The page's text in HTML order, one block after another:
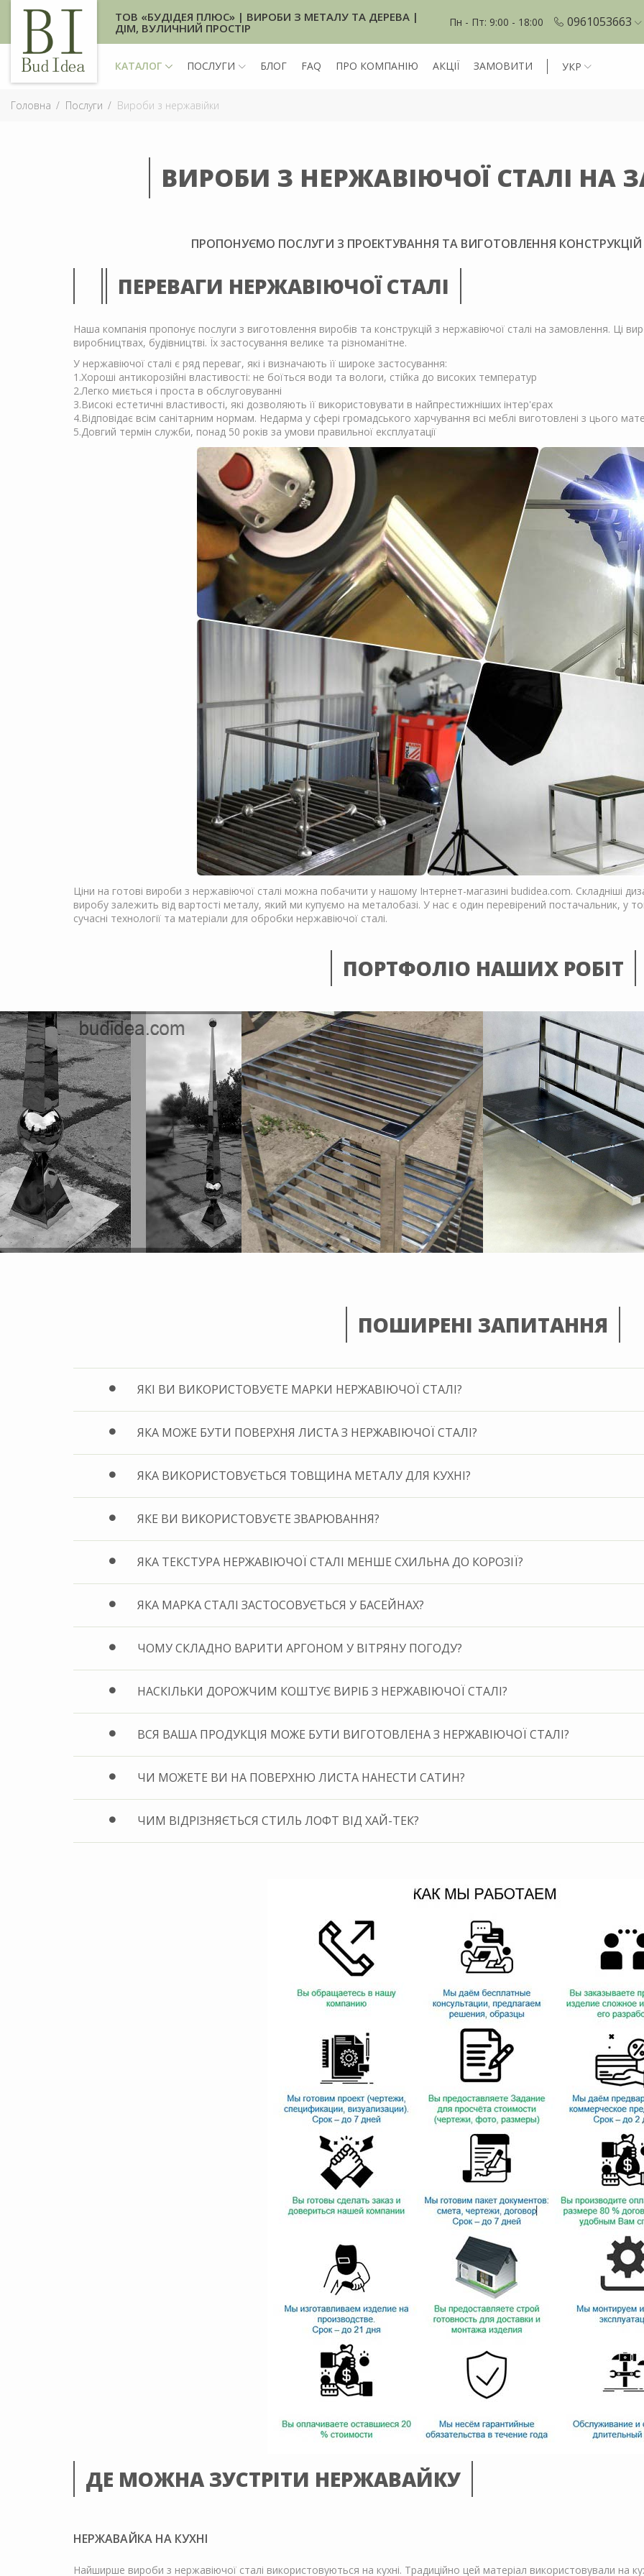
ТОВ «БУДІДЕЯ ПЛЮС» | ВИРОБИ З МЕТАЛУ ТА ДЕРЕВА |
ДІМ, ВУЛИЧНИЙ ПРОСТІР
Пн - Пт: 9:00 - 18:00 0961053663
КАТАЛОГ ПОСЛУГИ БЛОГ FAQ ПРО КОМПАНІЮ АКЦІЇ ЗАМОВИТИ УКР
Головна Послуги Вироби з нержавійки
ВИРОБИ З НЕРЖАВІЮЧОЇ СТАЛІ НА
ПРОПОНУЄМО ПОСЛУГИ З ПРОЕКТУВАННЯ ТА ВИГОТОВЛЕННЯ КОНСТРУКЦІЙ
ПЕРЕВАГИ НЕРЖАВІЮЧОЇ СТАЛІ
Наша компанія пропонує послуги з виготовлення виробів та конструкцій з нержавіючої сталі на замовлення. Ці
виробництвах, будівництві. Їх застосування велике та різноманітне.
У нержавіючої сталі є ряд переваг, які і визначають її широке застосування:
1.Хороші антикорозійні властивості: не боїться води та вологи, стійка до високих температур
2.Легко миється і проста в обслуговуванні
3.Високі естетичні властивості, які дозволяють її використовувати в найпрестижніших інтер'єрах
4.Відповідає всім санітарним нормам. Недарма у сфері громадського харчування всі меблі виготовлені з цього
5.Довгий термін служби, понад 50 років за умови правильної експлуатації
Ціни на готові вироби з нержавіючої сталі можна побачити у нашому Інтернет-магазині budidea.com. Складніші
виробу залежить від вартості металу, який ми купуємо на металобазі. У нас є один перевірений постачальник, у
сучасні технології та матеріали для обробки нержавіючої сталі.
ПОРТФОЛІО НАШИХ РОБІТ
ПОШИРЕНІ ЗАПИТАННЯ
ЯКІ ВИ ВИКОРИСТОВУЄТЕ МАРКИ НЕРЖАВІЮЧОЇ СТАЛІ?
ЯКА МОЖЕ БУТИ ПОВЕРХНЯ ЛИСТА З НЕРЖАВІЮЧОЇ СТАЛІ?
ЯКА ВИКОРИСТОВУЄТЬСЯ ТОВЩИНА МЕТАЛУ ДЛЯ КУХНI?
ЯКЕ ВИ ВИКОРИСТОВУЄТЕ ЗВАРЮВАННЯ?
ЯКА ТЕКСТУРА НЕРЖАВІЮЧОЇ СТАЛІ МЕНШЕ СХИЛЬНА ДО КОРОЗІЇ?
ЯКА МАРКА СТАЛІ ЗАСТОСОВУЄТЬСЯ У БАСЕЙНАХ?
ЧОМУ СКЛАДНО ВАРИТИ АРГОНОМ У ВІТРЯНУ ПОГОДУ?
НАСКІЛЬКИ ДОРОЖЧИМ КОШТУЄ ВИРІБ З НЕРЖАВІЮЧОЇ СТАЛІ?
ВСЯ ВАША ПРОДУКЦІЯ МОЖЕ БУТИ ВИГОТОВЛЕНА З НЕРЖАВІЮЧОЇ СТАЛІ?
ЧИ МОЖЕТЕ ВИ НА ПОВЕРХНЮ ЛИСТА НАНЕСТИ САТИН?
ЧИМ ВІДРІЗНЯЄТЬСЯ СТИЛЬ ЛОФТ ВІД ХАЙ-ТЕК?
ДЕ МОЖНА ЗУСТРІТИ НЕРЖАВАЙКУ
НЕРЖАВАЙКА НА КУХНІ
Найширше вироби з нержавіючої сталі використовуються на кухні. Традиційно цей матеріал використовували на